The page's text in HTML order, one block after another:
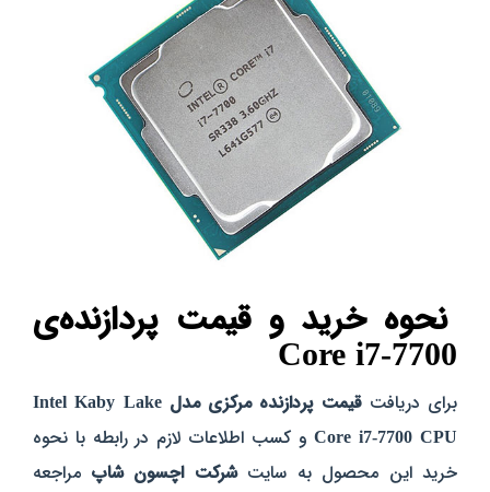
نحوه خرید و قیمت پردازنده‌ی
Core i7-7700
برای دریافتقیمت
پردازنده مرکزی مدل Intel Kaby Lake
Core i7-7700 CPUو کسب اطلاعات لازم در رابطه با نحوه
خرید این محصول به سایتشرکت اچسون شاپ مراجعه